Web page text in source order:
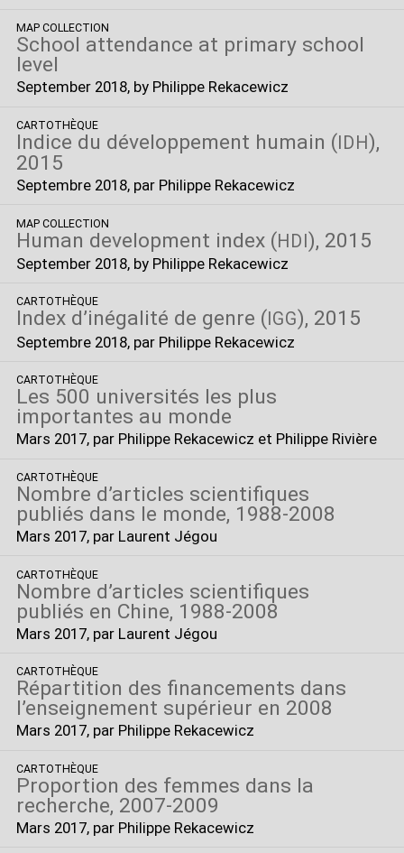
MAP COLLECTION
School attendance at primary school
level
September 2018, by Philippe Rekacewicz
CARTOTHÈQUE
Indice du développement humain ( IDH),
2015
Septembre 2018, par Philippe Rekacewicz
MAP COLLECTION
Human development index (HDI ), 2015
September 2018, by Philippe Rekacewicz
CARTOTHÈQUE
Index d’inégalité de genre ( IGG), 2015
Septembre 2018, par Philippe Rekacewicz
CARTOTHÈQUE
Les 500 universités les plus
importantes au monde
Mars 2017, par Philippe Rekacewicz et Philippe Rivière
CARTOTHÈQUE
Nombre d’articles scientifiques
publiés dans le monde, 1988-2008
Mars 2017, par Laurent Jégou
CARTOTHÈQUE
Nombre d’articles scientifiques
publiés en Chine, 1988-2008
Mars 2017, par Laurent Jégou
CARTOTHÈQUE
Répartition des financements dans
l’enseignement supérieur en 2008
Mars 2017, par Philippe Rekacewicz
CARTOTHÈQUE
Proportion des femmes dans la
recherche, 2007-2009
Mars 2017, par Philippe Rekacewicz